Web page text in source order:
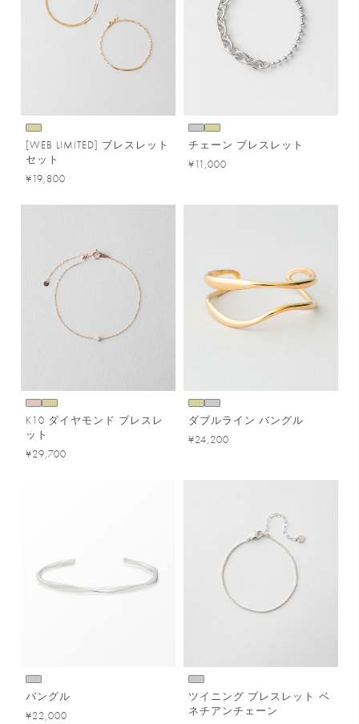
[WEB LIMITED] ブレスレット
セット
¥19,800
チェーン ブレスレット
¥11,000
K10 ダイヤモンド ブレスレ
ット
¥29,700
ダブルライン バングル
¥24,200
バングル
¥22,000
ツイニング ブレスレット ベ
ネチアンチェーン